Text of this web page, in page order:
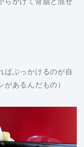
ばぶっかけるのが自
あるんだもの）